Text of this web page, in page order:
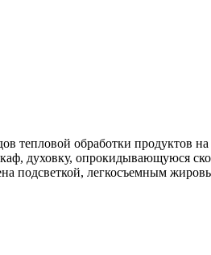
тепловой обработки продуктов
духовку, опрокидывающуюся
подсветкой, легкосъемным